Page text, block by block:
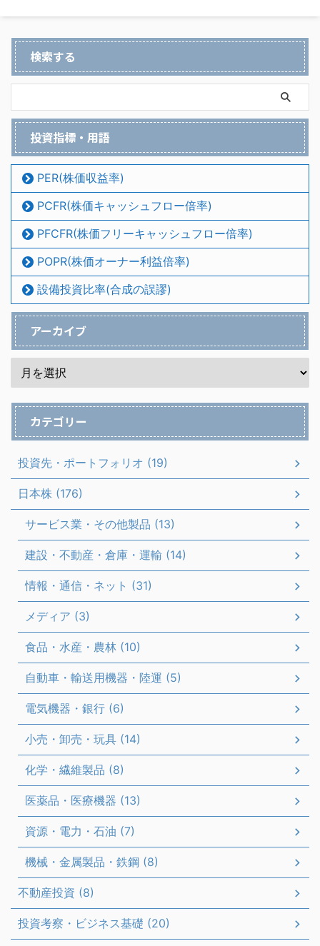
検索する
投資指標・用語
PER(株価収益率)
PCFR(株価キャッシュフロー倍率)
PFCFR(株価フリーキャッシュフロー倍率)
POPR(株価オーナー利益倍率)
設備投資比率(合成の誤謬)
アーカイブ
カテゴリー
投資先・ポートフォリオ (19)
日本株 (176)
サービス業・その他製品 (13)
建設・不動産・倉庫・運輸 (14)
情報・通信・ネット (31)
メディア (3)
食品・水産・農林 (10)
自動車・輸送用機器・陸運 (5)
電気機器・銀行 (6)
小売・卸売・玩具 (14)
化学・繊維製品 (8)
医薬品・医療機器 (13)
資源・電力・石油 (7)
機械・金属製品・鉄鋼 (8)
不動産投資 (8)
投資考察・ビジネス基礎 (20)